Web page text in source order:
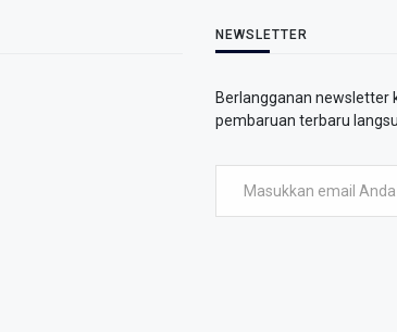
NEWSLETTER
Berlangganan newsletter
pembaruan terbaru